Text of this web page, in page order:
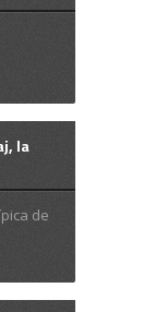
la
de